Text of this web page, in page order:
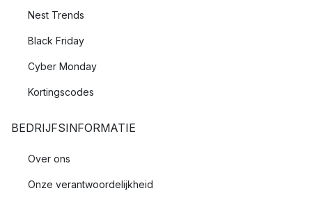
Nest Trends
Black Friday
Cyber Monday
Kortingscodes
BEDRIJFSINFORMATIE
Over ons
Onze verantwoordelijkheid